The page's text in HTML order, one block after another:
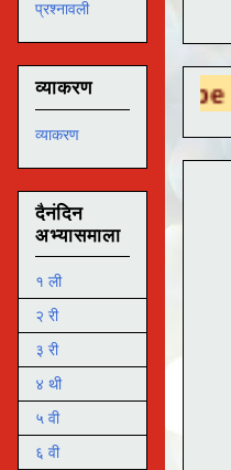
Tube Channel ला
प्रश्नावली
व्याकरण
व्याकरण
दैनंदिन
अभ्यासमाला
१ ली
२ री
३ री
४ थी
५ वी
६ वी